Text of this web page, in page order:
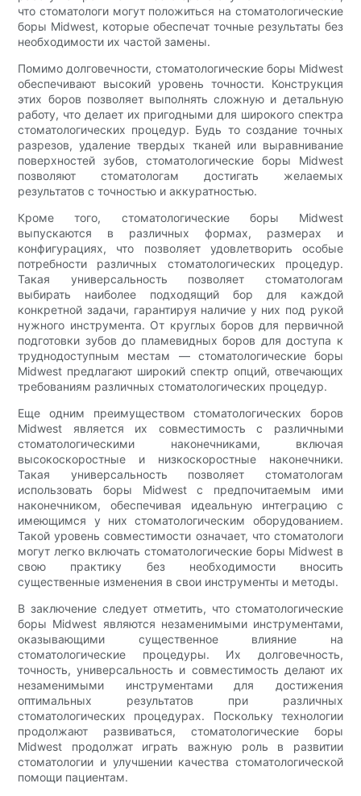
что стоматологи могут положиться на стоматологические
боры Midwest, которые обеспечат точные результаты без
необходимости их частой замены.
Помимо долговечности, стоматологические боры Midwest
обеспечивают высокий уровень точности. Конструкция
этих боров позволяет выполнять сложную и детальную
работу, что делает их пригодными для широкого спектра
стоматологических процедур. Будь то создание точных
разрезов, удаление твердых тканей или выравнивание
поверхностей зубов, стоматологические боры Midwest
позволяют стоматологам достигать желаемых
результатов с точностью и аккуратностью.
Кроме того, стоматологические боры Midwest
выпускаются в различных формах, размерах и
конфигурациях, что позволяет удовлетворить особые
потребности различных стоматологических процедур.
Такая универсальность позволяет стоматологам
выбирать наиболее подходящий бор для каждой
конкретной задачи, гарантируя наличие у них под рукой
нужного инструмента. От круглых боров для первичной
подготовки зубов до пламевидных боров для доступа к
труднодоступным местам — стоматологические боры
Midwest предлагают широкий спектр опций, отвечающих
требованиям различных стоматологических процедур.
Еще одним преимуществом стоматологических боров
Midwest является их совместимость с различными
стоматологическими наконечниками, включая
высокоскоростные и низкоскоростные наконечники.
Такая универсальность позволяет стоматологам
использовать боры Midwest с предпочитаемым ими
наконечником, обеспечивая идеальную интеграцию с
имеющимся у них стоматологическим оборудованием.
Такой уровень совместимости означает, что стоматологи
могут легко включать стоматологические боры Midwest в
свою практику без необходимости вносить
существенные изменения в свои инструменты и методы.
В заключение следует отметить, что стоматологические
боры Midwest являются незаменимыми инструментами,
оказывающими существенное влияние на
стоматологические процедуры. Их долговечность,
точность, универсальность и совместимость делают их
незаменимыми инструментами для достижения
оптимальных результатов при различных
стоматологических процедурах. Поскольку технологии
продолжают развиваться, стоматологические боры
Midwest продолжат играть важную роль в развитии
стоматологии и улучшении качества стоматологической
помощи пациентам.